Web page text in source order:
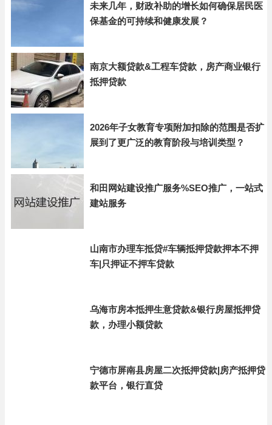
未来几年，财政补助的增长如何确保居民医
保基金的可持续和健康发展？
南京大额贷款&工程车贷款，房产商业银行
抵押贷款
2026年子女教育专项附加扣除的范围是否扩
展到了更广泛的教育阶段与培训类型？
和田网站建设推广服务%SEO推广，一站式
建站服务
山南市办理车抵贷#车辆抵押贷款押本不押
车|只押证不押车贷款
乌海市房本抵押生意贷款&银行房屋抵押贷
款，办理小额贷款
宁德市屏南县房屋二次抵押贷款|房产抵押贷
款平台，银行直贷